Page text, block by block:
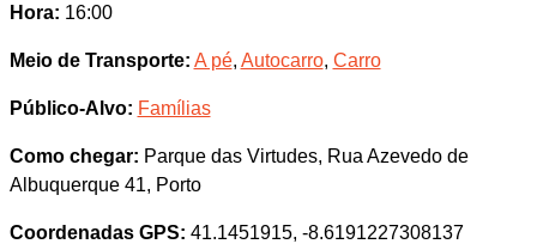
Hora: 16:00
Meio de Transporte: A pé, Autocarro, Carro
Público-Alvo: Famílias
Como chegar: Parque das Virtudes, Rua Azevedo de
Albuquerque 41, Porto
Coordenadas GPS: 41.1451915, -8.6191227308137